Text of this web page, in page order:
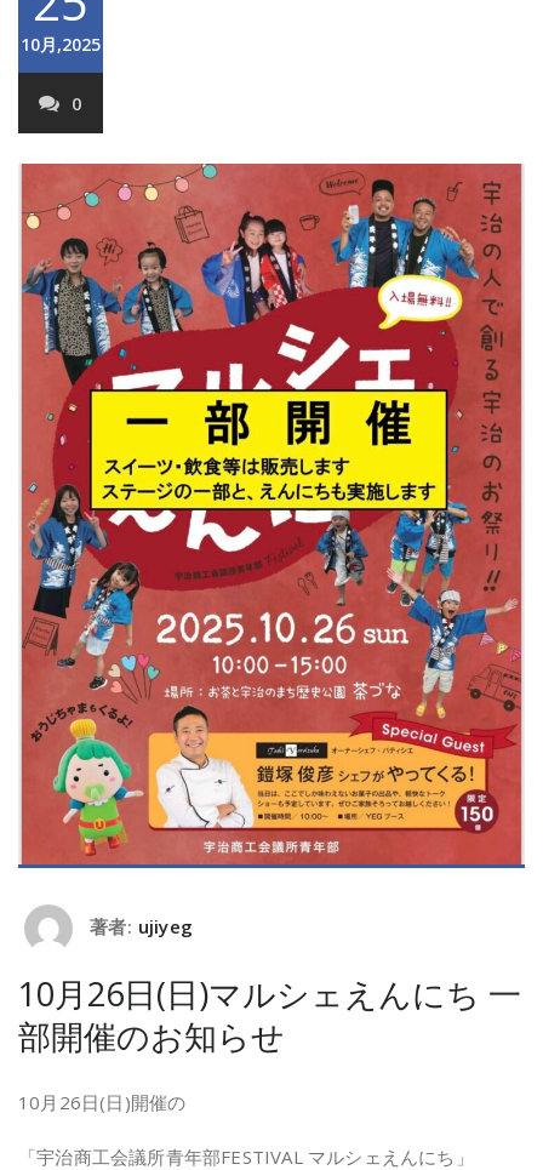
10月,2025
0
著者: ujiyeg
10月26日(日)マルシェえんにち 一
部開催のお知らせ
10月26日(日)開催の
「宇治商工会議所青年部FESTIVAL マルシェえんにち」